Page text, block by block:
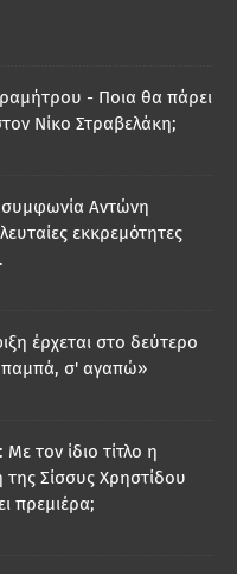
- Ποια θα πάρει
Νίκο Στραβελάκη;
συμφωνία Αντώνη
εκκρεμότητες
έρχεται στο δεύτερο
σ' αγαπώ»
τον ίδιο τίτλο η
Σίσσυς Χρηστίδου
πρεμιέρα;